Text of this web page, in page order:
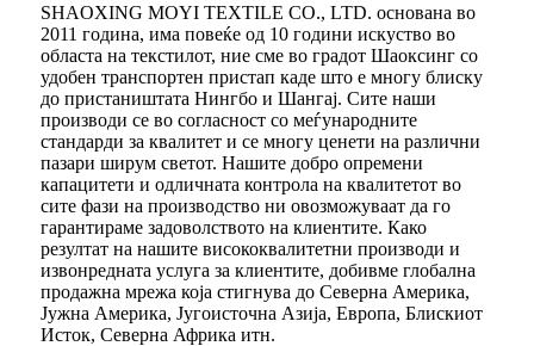
SHAOXING MOYI TEXTILE CO., LTD. основана во
2011 година, има повеќе од 10 години искуство во
областа на текстилот, ние сме во градот Шаоксинг со
удобен транспортен пристап каде што е многу блиску
до пристаништата Нингбо и Шангај. Сите наши
производи се во согласност со меѓународните
стандарди за квалитет и се многу ценети на различни
пазари ширум светот. Нашите добро опремени
капацитети и одличната контрола на квалитетот во
сите фази на производство ни овозможуваат да го
гарантираме задоволството на клиентите. Како
резултат на нашите висококвалитетни производи и
извонредната услуга за клиентите, добивме глобална
продажна мрежа која стигнува до Северна Америка,
Јужна Америка, Југоисточна Азија, Европа, Блискиот
Исток, Северна Африка итн.